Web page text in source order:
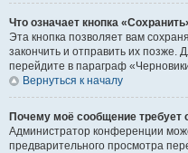
Что означает кнопка
Эта кнопка позволяет вам
закончить и отправить их позже.
перейдите в параграф
Вернуться к началу
Почему моё сообщение требует
Администратор конференции
предварительного просмотра